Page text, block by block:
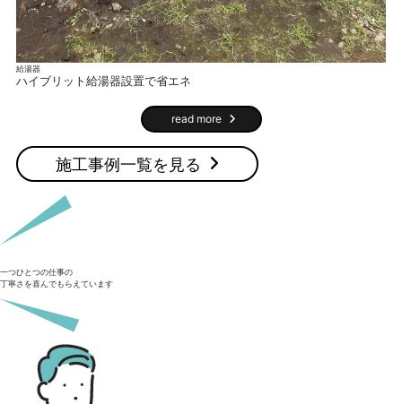
給湯器
ハイブリット給湯器設置で省エネ
read more
施工事例一覧を見る
一つひとつの仕事の
丁寧さを喜んでもらえています